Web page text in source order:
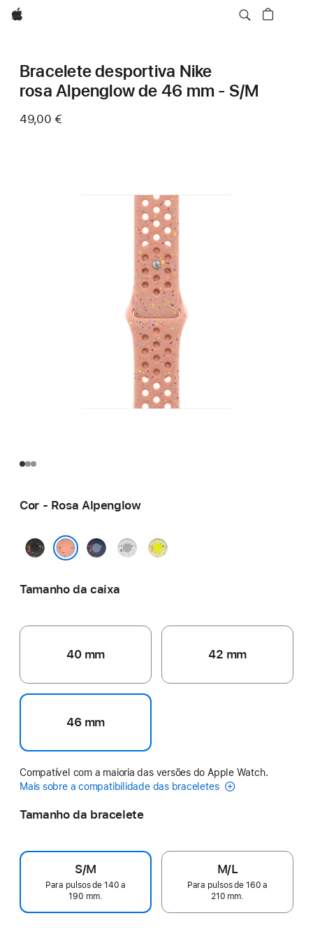
Apple
Bracelete desportiva Nike
rosa Alpenglow de 46 mm - S/M
49,00 €
Cor - Rosa Alpenglow
Preto
Midnight
Blue
CinzentoVolt Splash
Tamanho da caixa
40 mm 42 mm
46 mm
Compatível com a maioria das versões do Apple Watch.
Mais sobre a compatibilidade das braceletes
Tamanho da bracelete
S/M
Para pulsos de 140 a
190 mm.
M/L
Para pulsos de 160 a
210 mm.